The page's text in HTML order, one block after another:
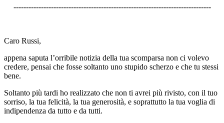
-------------------------------------------------------------------------------
Caro Russi,
appena saputa l’orribile notizia della tua scomparsa non ci volevo
credere, pensai che fosse soltanto uno stupido scherzo e che tu stessi
bene.
Soltanto più tardi ho realizzato che non ti avrei più rivisto, con il tuo
sorriso, la tua felicità, la tua generosità, e soprattutto la tua voglia di
indipendenza da tutto e da tutti.